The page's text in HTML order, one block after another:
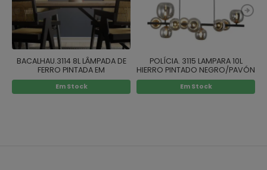
BACALHAU.3114 8L LÂMPADA DE
FERRO PINTADA EM
PRETO/PAVÃO
Em Stock
POLÍCIA. 3115 LAMPARA 10L
HIERRO PINTADO NEGRO/PAVÓN
Em Stock